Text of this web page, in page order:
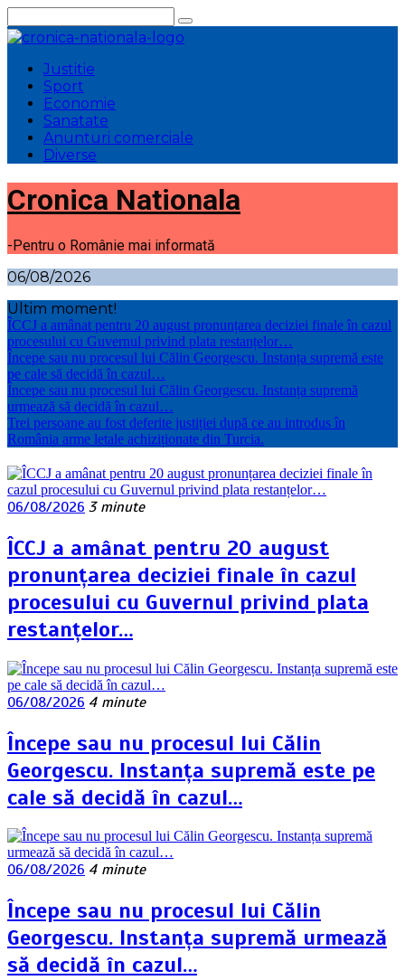
la
conținut
Justitie
Sport
Economie
Sanatate
Anunturi comerciale
Diverse
Cronica Nationala
-Pentru o Românie mai informată
06/08/2026
Ultim moment!
ÎCCJ a amânat pentru 20 august pronunțarea deciziei finale în cazul
procesului cu Guvernul privind plata restanțelor…
Începe sau nu procesul lui Călin Georgescu. Instanța supremă este
pe cale să decidă în cazul…
Începe sau nu procesul lui Călin Georgescu. Instanța supremă
urmează să decidă în cazul…
Trei persoane au fost deferite justiției după ce au introdus în
România arme letale achiziționate din Turcia.
06/08/2026 3 minute
ÎCCJ a amânat pentru 20 august
pronunțarea deciziei finale în cazul
procesului cu Guvernul privind plata
restanțelor…
06/08/2026 4 minute
Începe sau nu procesul lui Călin
Georgescu. Instanța supremă este pe
cale să decidă în cazul…
06/08/2026 4 minute
Începe sau nu procesul lui Călin
Georgescu. Instanța supremă urmează
să decidă în cazul…